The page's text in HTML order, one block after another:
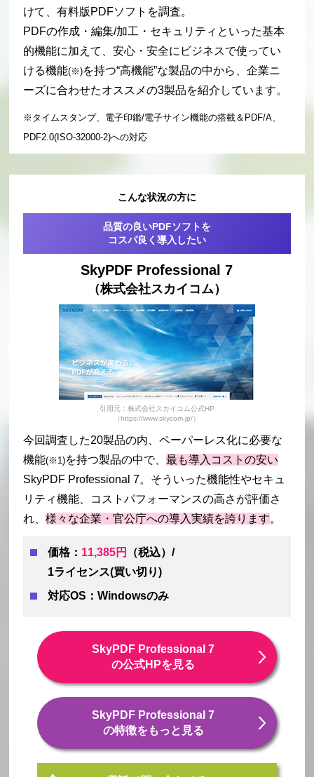
けて、有料版PDFソフトを調査。
PDFの作成・編集/加工・セキュリティといった基本
的機能に加えて、安心・安全にビジネスで使ってい
ける機能(※)を持つ“高機能”な製品の中から、企業ニ
ーズに合わせたオススメの3製品を紹介しています。
※タイムスタンプ、電子印鑑/電子サイン機能の搭載＆PDF/A、
PDF2.0(ISO-32000-2)への対応
こんな状況の方に
品質の良いPDFソフトを
コスパ良く導入したい
SkyPDF Professional 7
（株式会社スカイコム）
引用元：株式会社スカイコム公式HP
（https://www.skycom.jp/）
今回調査した20製品の内、ペーパーレス化に必要な
機能(※1)を持つ製品の中で、最も導入コストの安い
SkyPDF Professional 7。そういった機能性やセキュ
リティ機能、コストパフォーマンスの高さが評価さ
れ、様々な企業・官公庁への導入実績を誇ります。
価格： 11,385円
（税込）/
1ライセンス(買い切り)
対応OS：Windowsのみ
SkyPDF Professional 7
の公式HPを見る
SkyPDF Professional 7
の特徴をもっと見る